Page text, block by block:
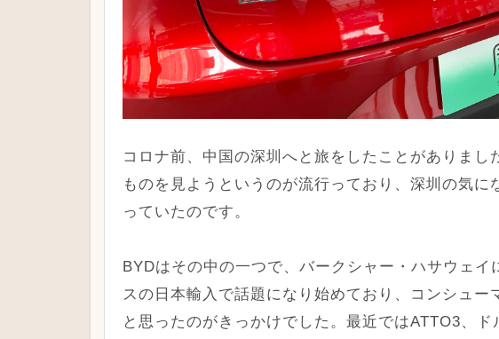
コロナ前、中国の深圳へと旅をしたことがありまし
ものを見ようというのが流行っており、深圳の気に
っていたのです。
BYDはその中の一つで、バークシャー・ハサウェ
スの日本輸入で話題になり始めており、コンシュー
と思ったのがきっかけでした。最近ではATTO3、